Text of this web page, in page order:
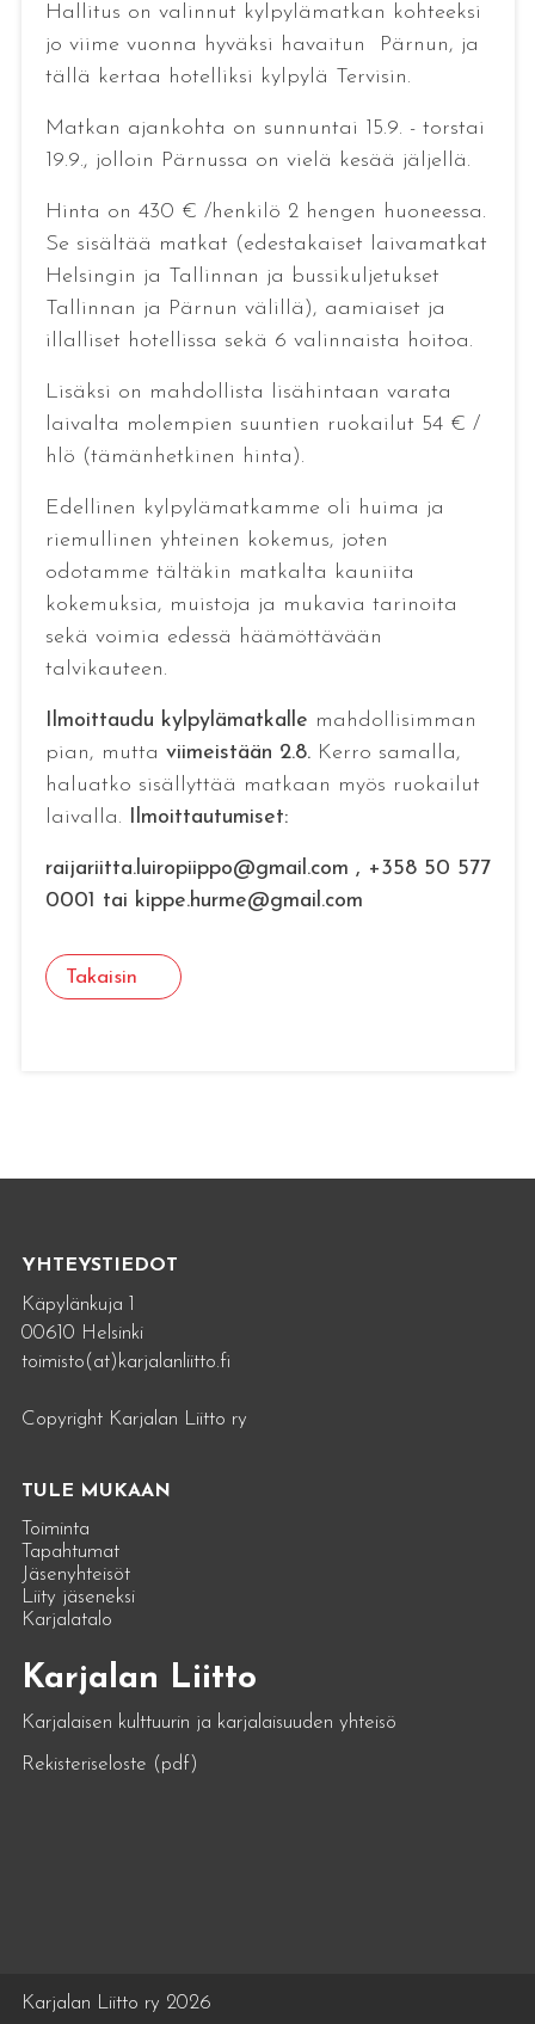
Hallitus on valinnut kylpylämatkan kohteeksi
jo viime vuonna hyväksi havaitun Pärnun, ja
tällä kertaa hotelliksi kylpylä Tervisin.
Matkan ajankohta on sunnuntai 15.9. - torstai
19.9., jolloin Pärnussa on vielä kesää jäljellä.
Hinta on 430 € /henkilö 2 hengen huoneessa.
Se sisältää matkat (edestakaiset laivamatkat
Helsingin ja Tallinnan ja bussikuljetukset
Tallinnan ja Pärnun välillä), aamiaiset ja
illalliset hotellissa sekä 6 valinnaista hoitoa.
Lisäksi on mahdollista lisähintaan varata
laivalta molempien suuntien ruokailut 54 € /
hlö (tämänhetkinen hinta).
Edellinen kylpylämatkamme oli huima ja
riemullinen yhteinen kokemus, joten
odotamme tältäkin matkalta kauniita
kokemuksia, muistoja ja mukavia tarinoita
sekä voimia edessä häämöttävään
talvikauteen.
Ilmoittaudu kylpylämatkalle mahdollisimman
pian, mutta viimeistään 2.8.Kerro samalla,
haluatko sisällyttää matkaan myös ruokailut
laivalla. Ilmoittautumiset:
raijariitta.luiropiippo@gmail.com , ­+358 50 577
0001 tai kippe.hurme@gmail.com
Takaisin
YHTEYSTIEDOT
Käpylänkuja 1
00610 Helsinki
toimisto(at)karjalanliitto.fi
Copyright Karjalan Liitto ry
TULE MUKAAN
Toiminta
Tapahtumat
Jäsenyhteisöt
Liity jäseneksi
Karjalatalo
Karjalan Liitto
Karjalaisen kulttuurin ja karjalaisuuden yhteisö
Rekisteriseloste (pdf)
Karjalan Liitto ry 2026